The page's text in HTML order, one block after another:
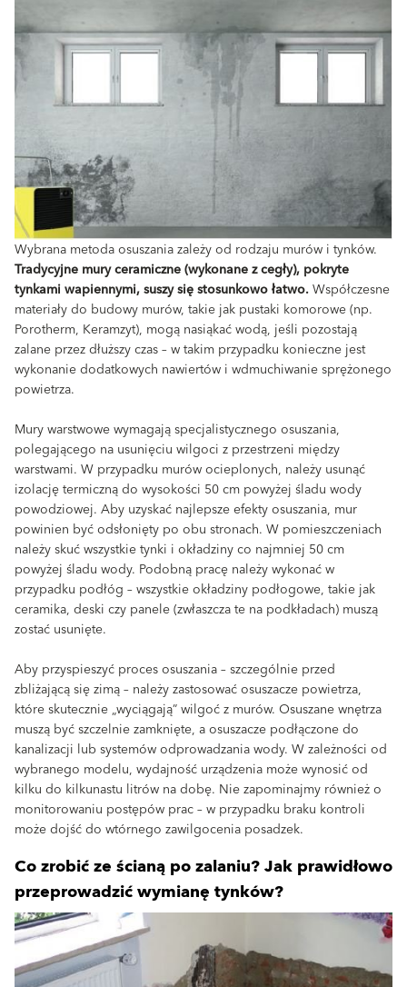
Wybrana metoda osuszania zależy od rodzaju murów i tynków.
Tradycyjne mury ceramiczne (wykonane z cegły), pokryte
tynkami wapiennymi, suszy się stosunkowo łatwo.Współczesne
materiały do budowy murów, takie jak pustaki komorowe (np.
Porotherm, Keramzyt), mogą nasiąkać wodą, jeśli pozostają
zalane przez dłuższy czas – w takim przypadku konieczne jest
wykonanie dodatkowych nawiertów i wdmuchiwanie sprężonego
powietrza.
Mury warstwowe wymagają specjalistycznego osuszania,
polegającego na usunięciu wilgoci z przestrzeni między
warstwami. W przypadku murów ocieplonych, należy usunąć
izolację termiczną do wysokości 50 cm powyżej śladu wody
powodziowej. Aby uzyskać najlepsze efekty osuszania, mur
powinien być odsłonięty po obu stronach. W pomieszczeniach
należy skuć wszystkie tynki i okładziny co najmniej 50 cm
powyżej śladu wody. Podobną pracę należy wykonać w
przypadku podłóg – wszystkie okładziny podłogowe, takie jak
ceramika, deski czy panele (zwłaszcza te na podkładach) muszą
zostać usunięte.
Aby przyspieszyć proces osuszania – szczególnie przed
zbliżającą się zimą – należy zastosować osuszacze powietrza,
które skutecznie „wyciągają” wilgoć z murów. Osuszane wnętrza
muszą być szczelnie zamknięte, a osuszacze podłączone do
kanalizacji lub systemów odprowadzania wody. W zależności od
wybranego modelu, wydajność urządzenia może wynosić od
kilku do kilkunastu litrów na dobę. Nie zapominajmy również o
monitorowaniu postępów prac – w przypadku braku kontroli
może dojść do wtórnego zawilgocenia posadzek.
Co zrobić ze ścianą po zalaniu? Jak prawidłowo
przeprowadzić wymianę tynków?